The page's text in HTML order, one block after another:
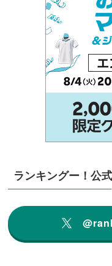
ランキングー！公